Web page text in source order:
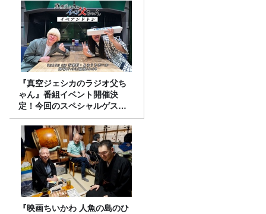
『真空ジェシカのラジオ父ち
ゃん』番組イベント開催決
定！今回のスペシャルゲスト
は、タカアンドトシ！
『映画ちいかわ 人魚の島のひ